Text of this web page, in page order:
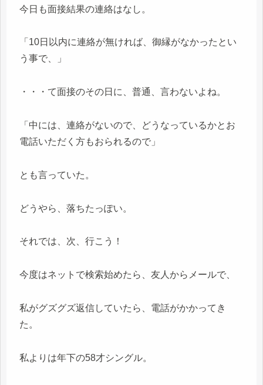
今日も面接結果の連絡はなし。
「10日以内に連絡が無ければ、御縁がなかったとい
う事で、」
・・・て面接のその日に、普通、言わないよね。
「中には、連絡がないので、どうなっているかとお
電話いただく方もおられるので」
とも言っていた。
どうやら、落ちたっぽい。
それでは、次、行こう！
今度はネットで検索始めたら、友人からメールで、
私がグズグズ返信していたら、電話がかかってき
た。
私よりは年下の58才シングル。